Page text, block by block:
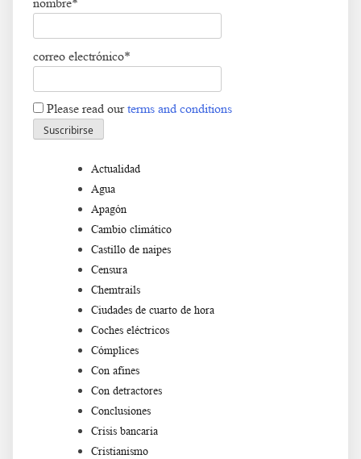
nombre*
correo electrónico*
Please read ourterms and conditions
Actualidad
Agua
Apagón
Cambio climático
Castillo de naipes
Censura
Chemtrails
Ciudades de cuarto de hora
Coches eléctricos
Cómplices
Con afines
Con detractores
Conclusiones
Crisis bancaria
Cristianismo